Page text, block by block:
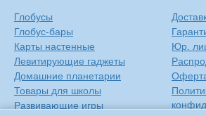
Глобусы
Глобус-бары
Карты настенные
Левитирующие гаджеты
Домашние планетарии
Товары для школы
Развивающие игры
Юр.